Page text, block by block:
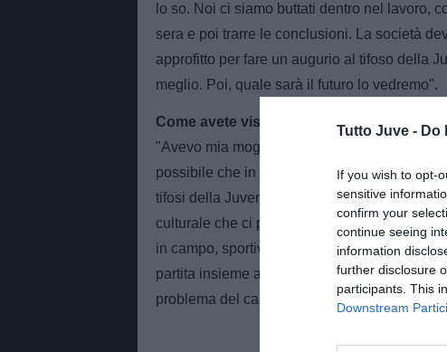
Tutto Juve - Do
If you wish to opt-
sensitive
confirm your
continue seeing
information
further disclosure
participants. This
Downstream
lo so. Noi ci siamo buttati dentro nel lavoro,
sera e poi trarre le conclusioni. La società
approfitto per fare un augurio al tifoso della
meglio. Poi, quale sarà il futuro lo vedremo".
Come avete vissuto quei momenti prima
"Avevo mia moglie e i miei figli allo stadio,
possibile che in una partita di calcio ci
tifosi della Juventus andare via dallo stadio
culturale che ci portiamo dietro in Italia e mi
in campo, sportivamente parlando, ma al di
partita insieme ai propri familiari senza
problema del calcio, purtroppo siamo indietro